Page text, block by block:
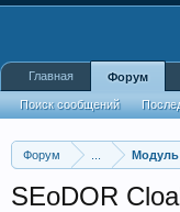
Форум Модуль
SEoDOR
Главная Форум
Поиск сообщений